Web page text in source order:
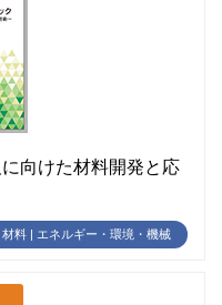
向けた材料開発と応
料 | エネルギー・環境・機械